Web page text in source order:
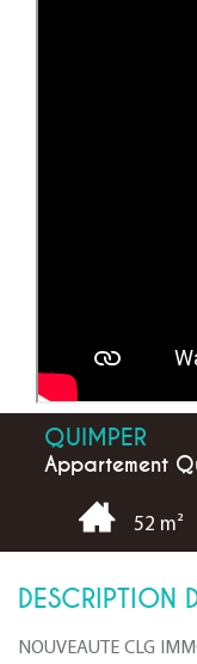
QUIMPER
Appartement
52 m²
DESCRIPTION
NOUVEAUTE CLG